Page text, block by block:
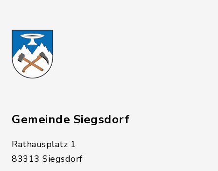
Gemeinde Siegsdorf
Rathausplatz 1
83313 Siegsdorf